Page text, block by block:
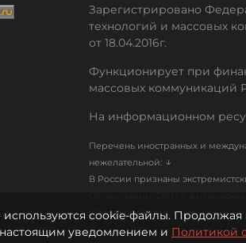
Зарегистрировано
технологий и массовых
от 18.04.2016г.
Функционирует при
массовых коммуникаций
На информационном
Перечень иностранных и
нежелательной: ↓
В России признаны
Список организаций, в том
cookie-файлы. Продолжая
настоящим уведомлением и Политикой